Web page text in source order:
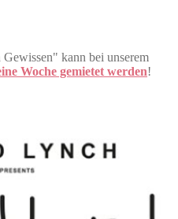
kann bei unserem
Woche gemietet werden!